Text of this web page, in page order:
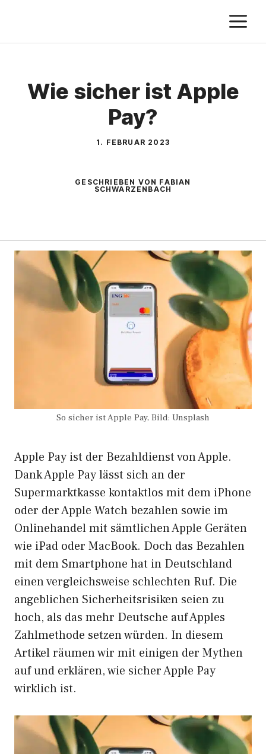
springen
Wie sicher ist Apple
Pay?
1. FEBRUAR 2023
GESCHRIEBEN VON FABIAN
SCHWARZENBACH
So sicher ist Apple Pay, Bild: Unsplash
Apple Pay ist der Bezahldienst von Apple.
Dank Apple Pay lässt sich an der
Supermarktkasse kontaktlos mit dem iPhone
oder der Apple Watch bezahlen sowie im
Onlinehandel mit sämtlichen Apple Geräten
wie iPad oder MacBook. Doch das Bezahlen
mit dem Smartphone hat in Deutschland
einen vergleichsweise schlechten Ruf. Die
angeblichen Sicherheitsrisiken seien zu
hoch, als das mehr Deutsche auf Apples
Zahlmethode setzen würden. In diesem
Artikel räumen wir mit einigen der Mythen
auf und erklären, wie sicher Apple Pay
wirklich ist.